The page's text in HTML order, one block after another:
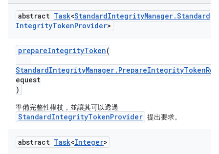
abstract Task<StandardIntegrityManager.Standard
IntegrityTokenProvider>
prepareIntegrityToken(
equest
)
準備完整性權杖，並讓其可以透過
StandardIntegrityTokenProvider 提出要求。
abstract Task<Integer>